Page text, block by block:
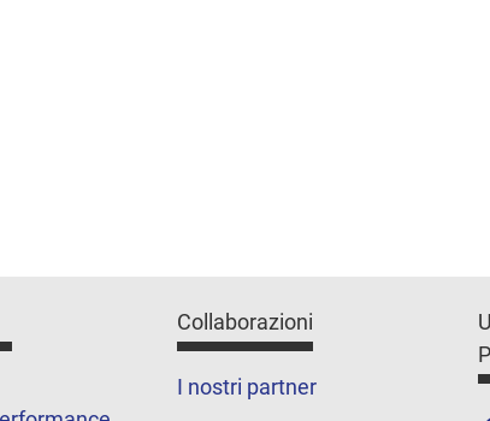
Collaborazioni
I nostri partner